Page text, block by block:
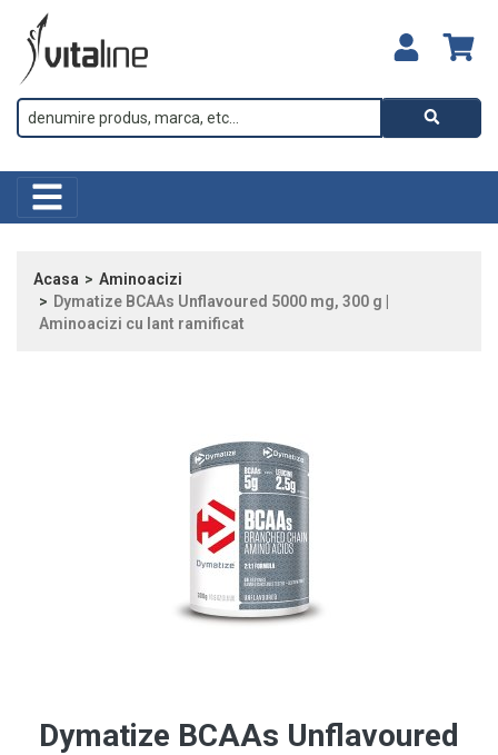
Acasa
Aminoacizi
Dymatize BCAAs Unflavoured 5000 mg, 300 g |
Aminoacizi cu lant ramificat
Dymatize BCAAs Unflavoured